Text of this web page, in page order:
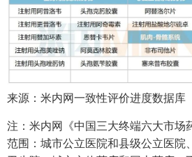
来源：米内网一致性评价进度数据库
注：米内网《中国三大终端六大市场
范围：城市公立医院和县级公立医院